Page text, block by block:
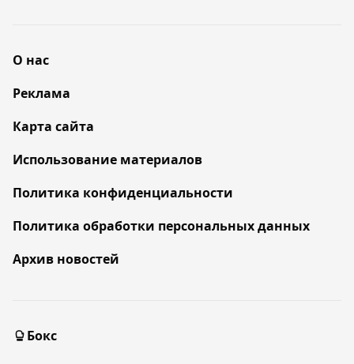
О нас
Реклама
Карта сайта
Использование материалов
Политика конфиденциальности
Политика обработки персональных данных
Архив новостей
Бокс